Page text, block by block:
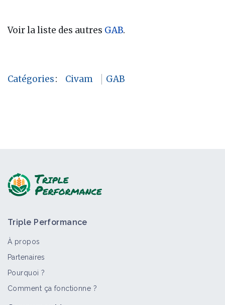
Voir la liste des autres GAB.
Catégories: Civam GAB
Triple Performance
À propos
Partenaires
Pourquoi ?
Comment ça fonctionne ?